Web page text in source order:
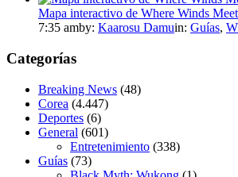
Mapa interactivo de Where Winds Meet
7:35 amby: Kaarosu Damuin: Guías,
Categorías
Breaking News (48)
Corea (4.447)
Deportes (6)
General (601)
Entretenimiento (338)
Guías (73)